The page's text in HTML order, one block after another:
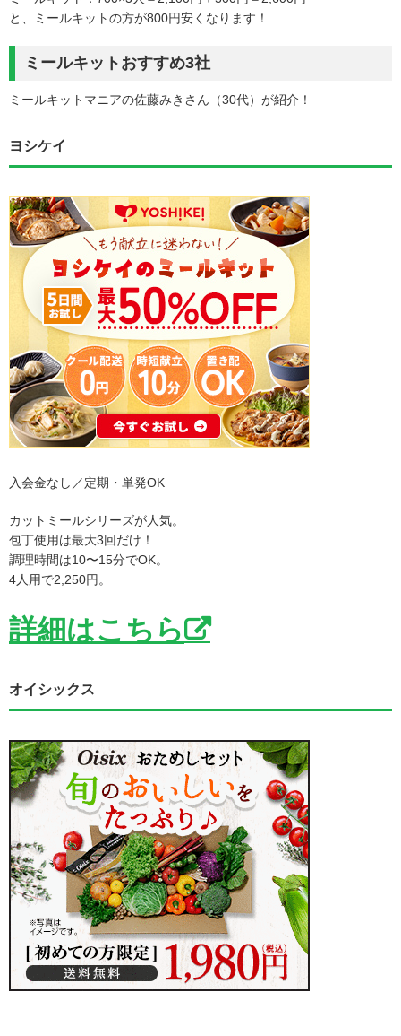
と、ミールキットの方が800円安くなります！
ミールキットおすすめ3社
ミールキットマニアの佐藤みきさん（30代）が紹介！
ヨシケイ
入会金なし／定期・単発OK
カットミールシリーズが人気。
包丁使用は最大3回だけ！
調理時間は10〜15分でOK。
4人用で2,250円。
詳細はこちら
オイシックス